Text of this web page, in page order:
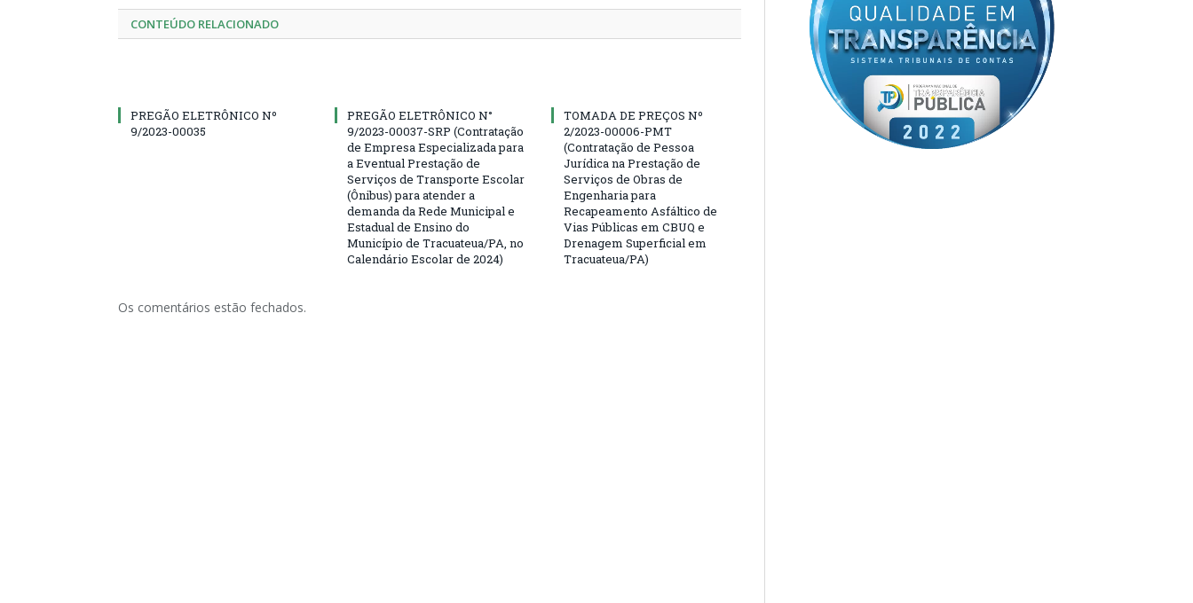
CONTEÚDO RELACIONADO
PREGÃO ELETRÔNICO Nº
9/2023-00035
PREGÃO ELETRÔNICO N°
9/2023-00037-SRP (Contratação
de Empresa Especializada para
a Eventual Prestação de
Serviços de Transporte Escolar
(Ônibus) para atender a
demanda da Rede Municipal e
Estadual de Ensino do
Município de Tracuateua/PA, no
Calendário Escolar de 2024)
TOMADA DE PREÇOS Nº
2/2023-00006-PMT
(Contratação de Pessoa
Jurídica na Prestação de
Serviços de Obras de
Engenharia para
Recapeamento Asfáltico de
Vias Públicas em CBUQ e
Drenagem Superficial em
Tracuateua/PA)
Os comentários estão fechados.